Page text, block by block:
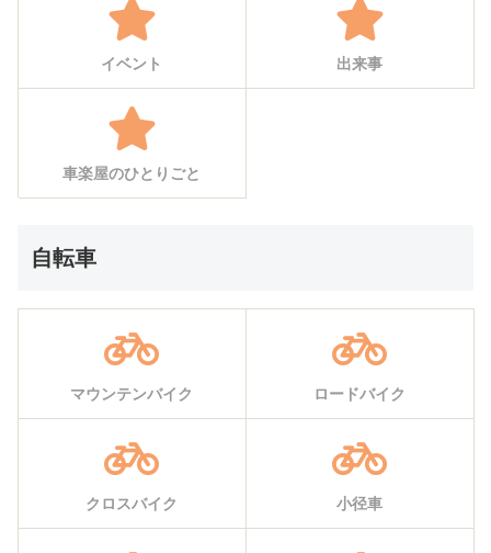
イベント 出来事
車楽屋のひとりごと
自転車
マウンテンバイク ロードバイク
クロスバイク 小径車